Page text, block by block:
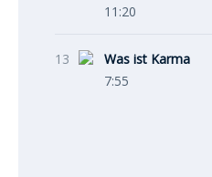
11:20
13
Was ist Karma
7:55